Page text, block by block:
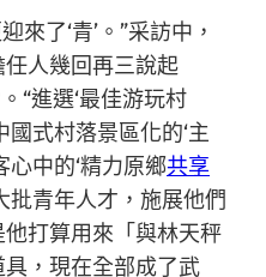
來了‘青’。”采訪中，
人幾回再三說起
“進選‘最佳游玩村
國式村落景區化的‘主
心中的‘精力原鄉共享
批青年人才，施展他們
打算用來「與林天秤
，現在全部成了武